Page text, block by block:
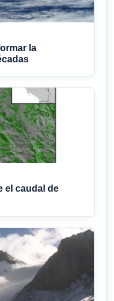
la
el caudal de